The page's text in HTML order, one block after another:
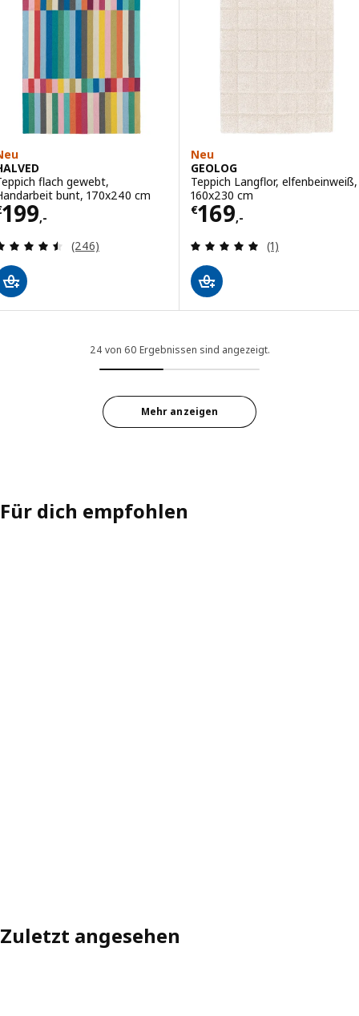
flach gewebt,
bunt, 170x240 cm
199,-€ 199,-
Überprüfung: 4.5 aus 5 sterne. Bewertungen
(246)
Neu
GEOLOG
Teppich Langflor, elfenbeinweiß,
160x230 cm
€169,-
Preis € 169,-
Überprüfung:
(1)
24 von 60 Ergebnissen sind angezeigt.
Mehr anzeigen
Für dich empfohlen
Zuletzt angesehen